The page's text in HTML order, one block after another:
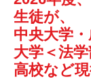
生徒が、
中央大学
大学＜法
高校など現